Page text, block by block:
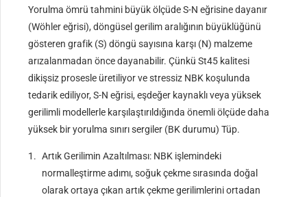
Yorulma ömrü tahmini büyük ölçüde S-N eğrisine dayanır
(Wöhler eğrisi), döngüsel gerilim aralığının büyüklüğünü
gösteren grafik (S) döngü sayısına karşı (N) malzeme
arızalanmadan önce dayanabilir. Çünkü St45 kalitesi
dikişsiz prosesle üretiliyor ve stressiz NBK koşulunda
tedarik ediliyor, S-N eğrisi, eşdeğer kaynaklı veya yüksek
gerilimli modellerle karşılaştırıldığında önemli ölçüde daha
yüksek bir yorulma sınırı sergiler (BK durumu) Tüp.
Artık Gerilimin Azaltılması: NBK işlemindeki
normalleştirme adımı, soğuk çekme sırasında doğal
olarak ortaya çıkan artık çekme gerilimlerini ortadan